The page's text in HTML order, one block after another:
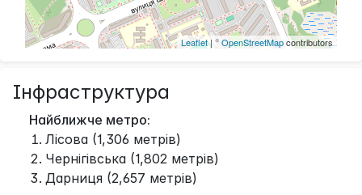
Leaflet| ©OpenStreetMapcontributors
Інфраструктура
Найближче метро:
Лісова (1,306 метрів)
Чернігівська (1,802 метрів)
Дарниця (2,657 метрів)